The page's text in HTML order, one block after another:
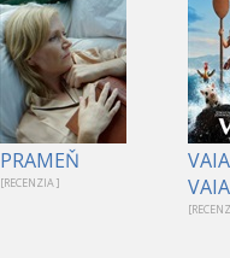
PRAMEŇ
[RECENZIA ]